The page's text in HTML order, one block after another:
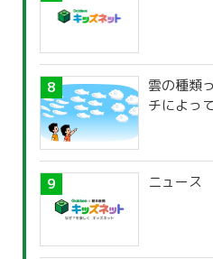
雲の種類
チによっ
ニュース